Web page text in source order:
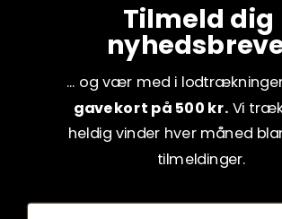
Tilmeld dig
... og vær med i
gavekort på 500 kr. Vi
heldig vinder hver måned
tilmeldinger.
Fornavn